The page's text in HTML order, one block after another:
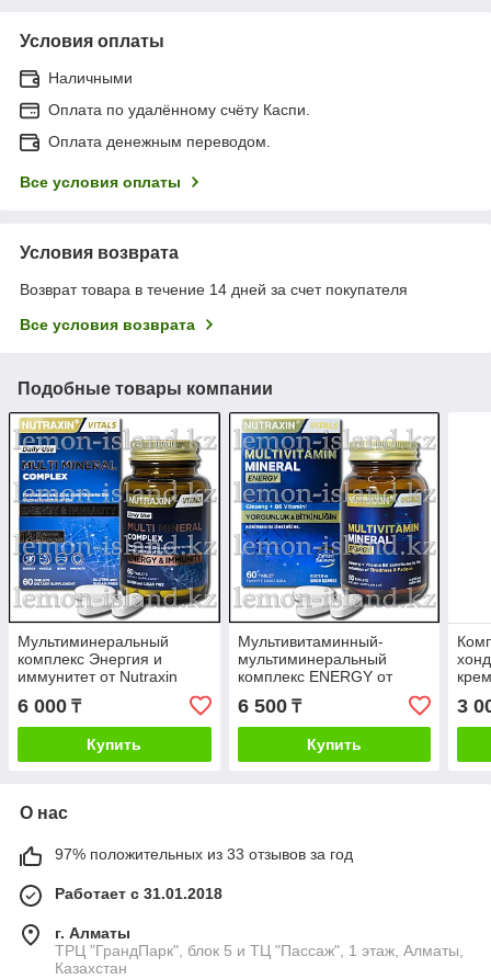
Условия оплаты
Наличными
Оплата по удалённому счёту Каспи.
Оплата денежным переводом.
Все условия оплаты
Условия возврата
Возврат товара в течение 14 дней за счет покупателя
Все условия возврата
Подобные товары компании
Мультиминеральный
комплекс Энергия и
иммунитет от Nutraxin
(Турция), 60 табл.
6 000 ₸
Купить
Мультивитаминный-
мультиминеральный
комплекс ENERGY от
Nutraxin (Турция), 60 табл.
6 500₸
Купить
3
О нас
97% положительных из 33 отзывов за год
Работает с 31.01.2018
г. Алматы
ТРЦ "ГрандПарк", блок 5 и ТЦ "Пассаж", 1 этаж, Алматы,
Казахстан